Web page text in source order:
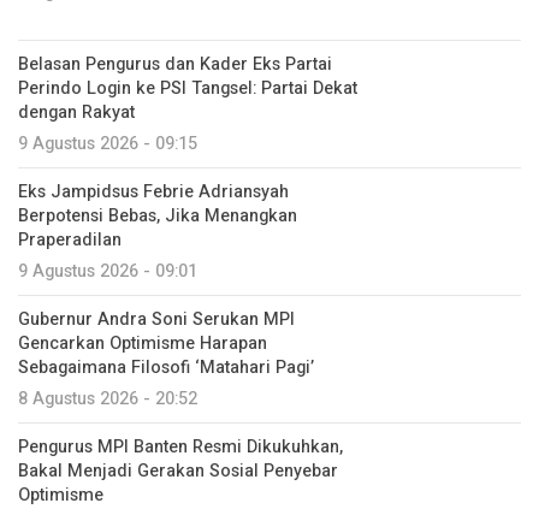
Belasan Pengurus dan Kader Eks Partai
Perindo Login ke PSI Tangsel: Partai Dekat
dengan Rakyat
9 Agustus 2026 - 09:15
Eks Jampidsus Febrie Adriansyah
Berpotensi Bebas, Jika Menangkan
Praperadilan
9 Agustus 2026 - 09:01
Gubernur Andra Soni Serukan MPI
Gencarkan Optimisme Harapan
Sebagaimana Filosofi ‘Matahari Pagi’
8 Agustus 2026 - 20:52
Pengurus MPI Banten Resmi Dikukuhkan,
Bakal Menjadi Gerakan Sosial Penyebar
Optimisme